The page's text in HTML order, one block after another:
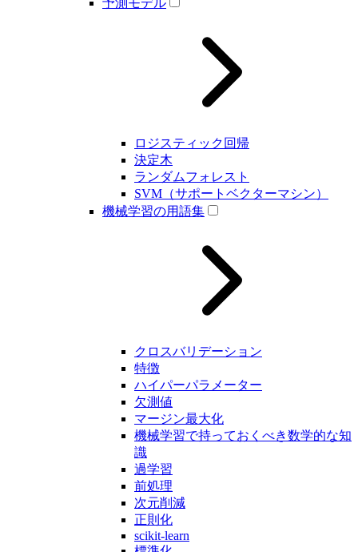
予測モデル
ロジスティック回帰
決定木
ランダムフォレスト
SVM（サポートベクターマシン）
機械学習の用語集
クロスバリデーション
特徴
ハイパーパラメーター
欠測値
マージン最大化
機械学習で持っておくべき数学的な知
識
過学習
前処理
次元削減
正則化
scikit-learn